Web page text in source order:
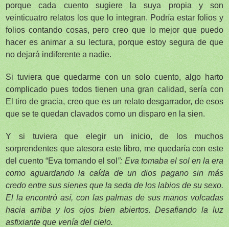
porque cada cuento sugiere la suya propia y son
veinticuatro relatos los que lo integran. Podría estar folios y
folios contando cosas, pero creo que lo mejor que puedo
hacer es animar a su lectura, porque estoy segura de que
no dejará indiferente a nadie.
Si tuviera que quedarme con un solo cuento, algo harto
complicado pues todos tienen una gran calidad, sería con
El tiro de gracia, creo que es un relato desgarrador, de esos
que se te quedan clavados como un disparo en la sien.
Y si tuviera que elegir un inicio, de los muchos
sorprendentes que atesora este libro, me quedaría con este
del cuento “Eva tomando el sol ”: Eva tomaba el sol en la era
como aguardando la caída de un dios pagano sin más
credo entre sus sienes que la seda de los labios de su sexo.
El la encontró así, con las palmas de sus manos volcadas
hacia arriba y los ojos bien abiertos. Desafiando la luz
asfixiante que venía del cielo.